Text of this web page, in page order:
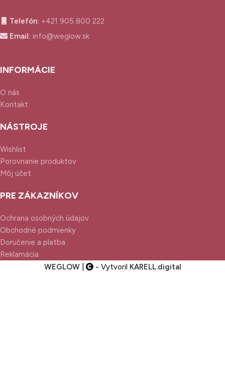
Telefón: +421 905 800 222
Email: info@weglow.sk
INFORMÁCIE
O nás
Kontakt
NÁSTROJE
Wishlist
Porovnanie produktov
Môj účet
PRE ZÁKAZNÍKOV
Ochrana osobných údajov
Obchodné podmienky
Doručenie a platba
Reklamácia
WEGLOW| - Vytvoril KARELL.digital